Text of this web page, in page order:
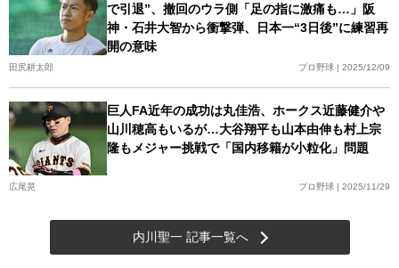
で引退”、撤回のウラ側「足の指に激痛も…」阪
神・石井大智から衝撃弾、日本一“3日後”に練習再
開の意味
田尻耕太郎 プロ野球 | 2025/12/09
巨人FA近年の成功は丸佳浩、ホークス近藤健介や
山川穂高もいるが…大谷翔平も山本由伸も村上宗
隆もメジャー挑戦で「国内移籍が小粒化」問題
広尾晃 プロ野球 | 2025/11/29
内川聖一 記事一覧へ